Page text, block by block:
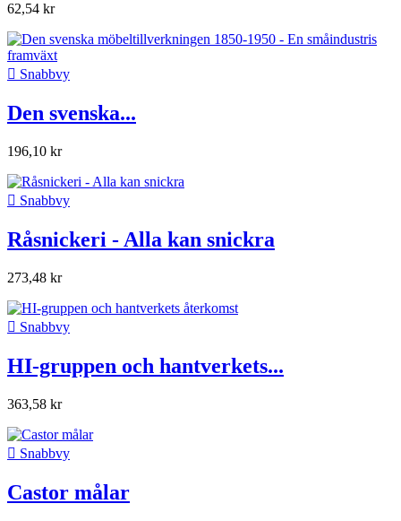
62,54 kr
 Snabbvy
Den svenska...
196,10 kr
 Snabbvy
Råsnickeri - Alla kan snickra
273,48 kr
 Snabbvy
HI-gruppen och hantverkets...
363,58 kr
 Snabbvy
Castor målar